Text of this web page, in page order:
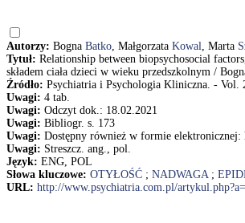
Autorzy: Bogna Batko, Małgorzata Kowal, Marta
Tytuł: Relationship between biopsychosocial
składem ciała dzieci w wieku przedszkolnym /
Źródło: Psychiatria i Psychologia Kliniczna. - Vol.
Uwagi: 4 tab.
Uwagi: Odczyt dok.: 18.02.2021
Uwagi: Bibliogr. s. 173
Uwagi: Dostępny również w formie
Uwagi: Streszcz. ang., pol.
Język: ENG, POL
Słowa kluczowe: OTYŁOŚĆ ; NADWAGA;
URL: http://www.psychiatria.com.pl/